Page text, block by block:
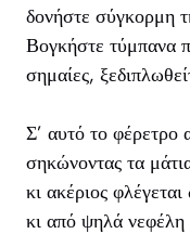
δονήστε σύγκορμη
Βογκήστε τύμπανα
σημαίες,
Σ’ αυτό το
σηκώνοντας τα
κι ακέριος
κι από ψηλά νεφέλη